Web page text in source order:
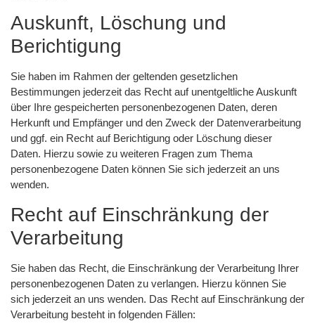
Auskunft, Löschung und
Berichtigung
Sie haben im Rahmen der geltenden gesetzlichen
Bestimmungen jederzeit das Recht auf unentgeltliche Auskunft
über Ihre gespeicherten personenbezogenen Daten, deren
Herkunft und Empfänger und den Zweck der Datenverarbeitung
und ggf. ein Recht auf Berichtigung oder Löschung dieser
Daten. Hierzu sowie zu weiteren Fragen zum Thema
personenbezogene Daten können Sie sich jederzeit an uns
wenden.
Recht auf Einschränkung der
Verarbeitung
Sie haben das Recht, die Einschränkung der Verarbeitung Ihrer
personenbezogenen Daten zu verlangen. Hierzu können Sie
sich jederzeit an uns wenden. Das Recht auf Einschränkung der
Verarbeitung besteht in folgenden Fällen: